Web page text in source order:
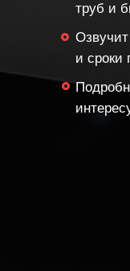
труб и
и сроки